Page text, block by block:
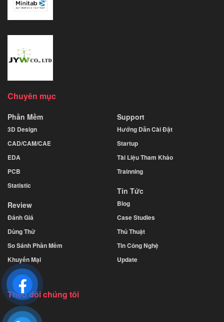
Chuyên mục
Phần Mềm
3D Design
CAD/CAM/CAE
EDA
PCB
Statistic
Review
Đánh Giá
Dùng Thử
So Sánh Phần Mềm
Khuyến Mại
Support
Hướng Dẫn Cài Đặt
Startup
Tài Liệu Tham Khảo
Trainning
Tin Tức
Blog
Case Studies
Thủ Thuật
Tin Công Nghệ
Update
Theo dõi chúng tôi